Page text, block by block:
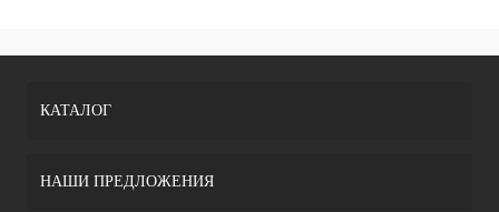
КАТАЛОГ
НАШИ ПРЕДЛОЖЕНИЯ